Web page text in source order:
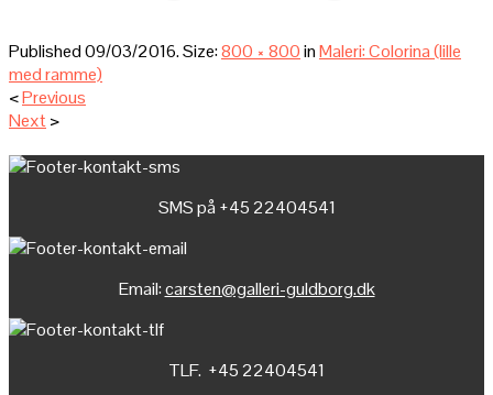
Published09/03/2016. Size:800 × 800inMaleri: Colorina (lille
med ramme)
<Previous
Next>
SMS på +45 22404541
Email:carsten@galleri-guldborg.dk
TLF. +45 22404541